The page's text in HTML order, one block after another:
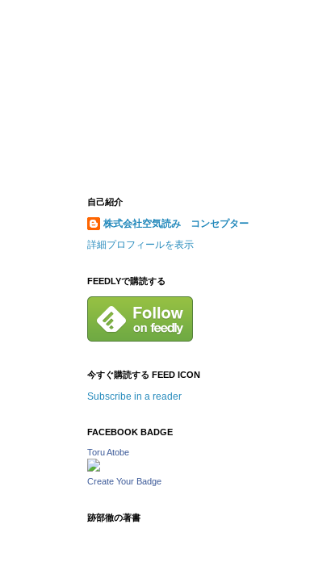
自己紹介
株式会社空気読み コンセプター
詳細プロフィールを表示
FEEDLYで購読する
今すぐ購読する FEED ICON
Subscribe in a reader
FACEBOOK BADGE
Toru Atobe
Create Your Badge
跡部徹の著書